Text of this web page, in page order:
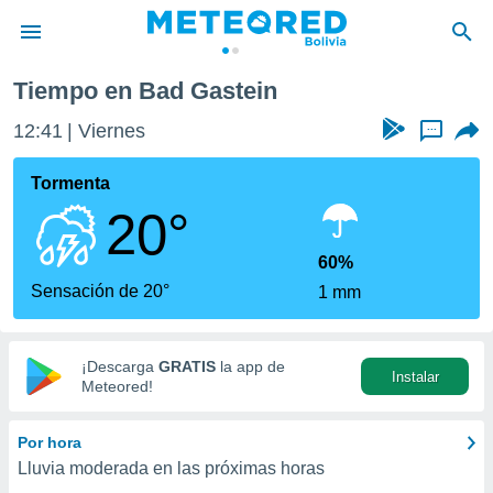
de
ha
para
que se
calidad.
a este
las
y
digital
basada
Tiempo en Bad Gastein
12:41 Viernes ...
Tormenta
20°
Sensación de 20°
60%
1 mm
¡Descarga GRATIS la app de
Meteored!
Instalar
Por hora
Lluvia moderada en las próximas horas